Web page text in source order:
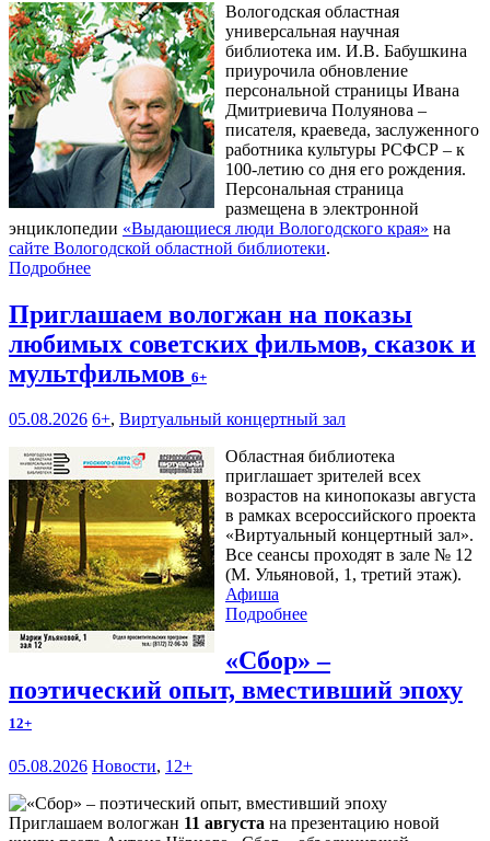
Вологодская областная
универсальная научная
библиотека им. И.В. Бабушкина
приурочила обновление
персональной страницы Ивана
Дмитриевича Полуянова –
писателя, краеведа, заслуженного
работника культуры РСФСР – к
100‑летию со дня его рождения.
Персональная страница
размещена в электронной
энциклопедии «Выдающиеся люди Вологодского края» на
сайте Вологодской областной библиотеки.
Подробнее
Приглашаем вологжан на показы
любимых советских фильмов, сказок и
мультфильмов 6+
05.08.2026 6+, Виртуальный концертный зал
Областная библиотека
приглашает зрителей всех
возрастов на кинопоказы августа
в рамках всероссийского проекта
«Виртуальный концертный зал».
Все сеансы проходят в зале № 12
(М. Ульяновой, 1, третий этаж).
Афиша
Подробнее
«Сбор» –
поэтический опыт, вместивший эпоху
12+
05.08.2026 Новости, 12+
Приглашаем вологжан 11 августа на презентацию новой